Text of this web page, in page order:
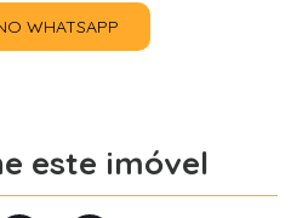
WHATSAPP
este imóvel